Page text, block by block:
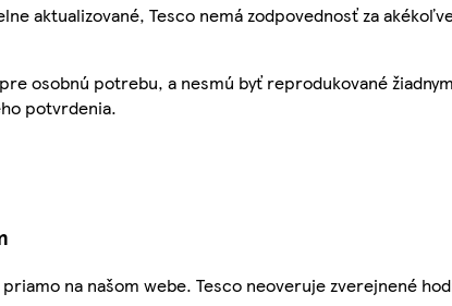
aktualizované, Tesco nemá zodpovednosť za
osobnú potrebu, a nesmú byť reprodukované
potvrdenia.
na našom webe. Tesco neoveruje zverejnené